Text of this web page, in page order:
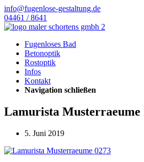
info@fugenlose-gestaltung.de
04461 / 8641
Fugenloses Bad
Betonoptik
Rostoptik
Infos
Kontakt
Navigation schließen
Lamurista Musterraeume
5. Juni 2019